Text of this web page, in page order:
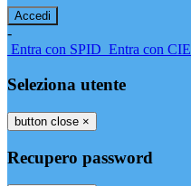
-
Entra con SPID Entra con CIE
Seleziona utente
button close ×
Recupero password